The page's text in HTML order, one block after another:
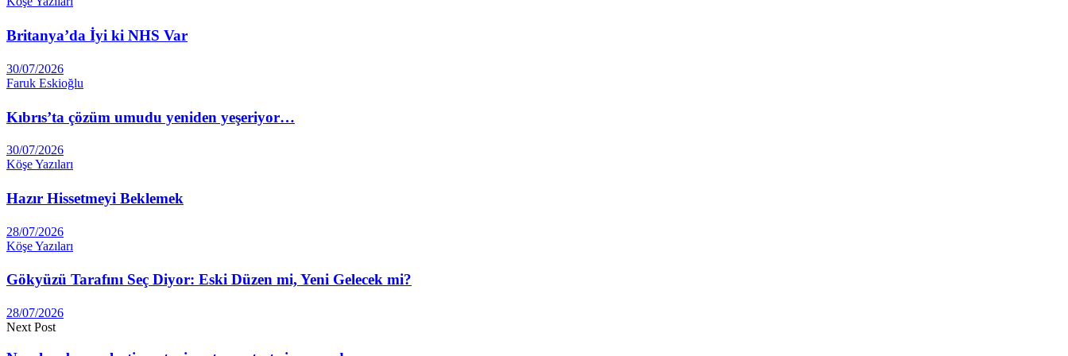
Britanya’da İyi ki NHS Var
30/07/2026
Faruk Eskioğlu
Kıbrıs’ta çözüm umudu yeniden yeşeriyor…
30/07/2026
Köşe Yazıları
Hazır Hissetmeyi Beklemek
28/07/2026
Köşe Yazıları
Gökyüzü Tarafını Seç Diyor: Eski Düzen mi, Yeni Gelecek mi?
28/07/2026
Next Post